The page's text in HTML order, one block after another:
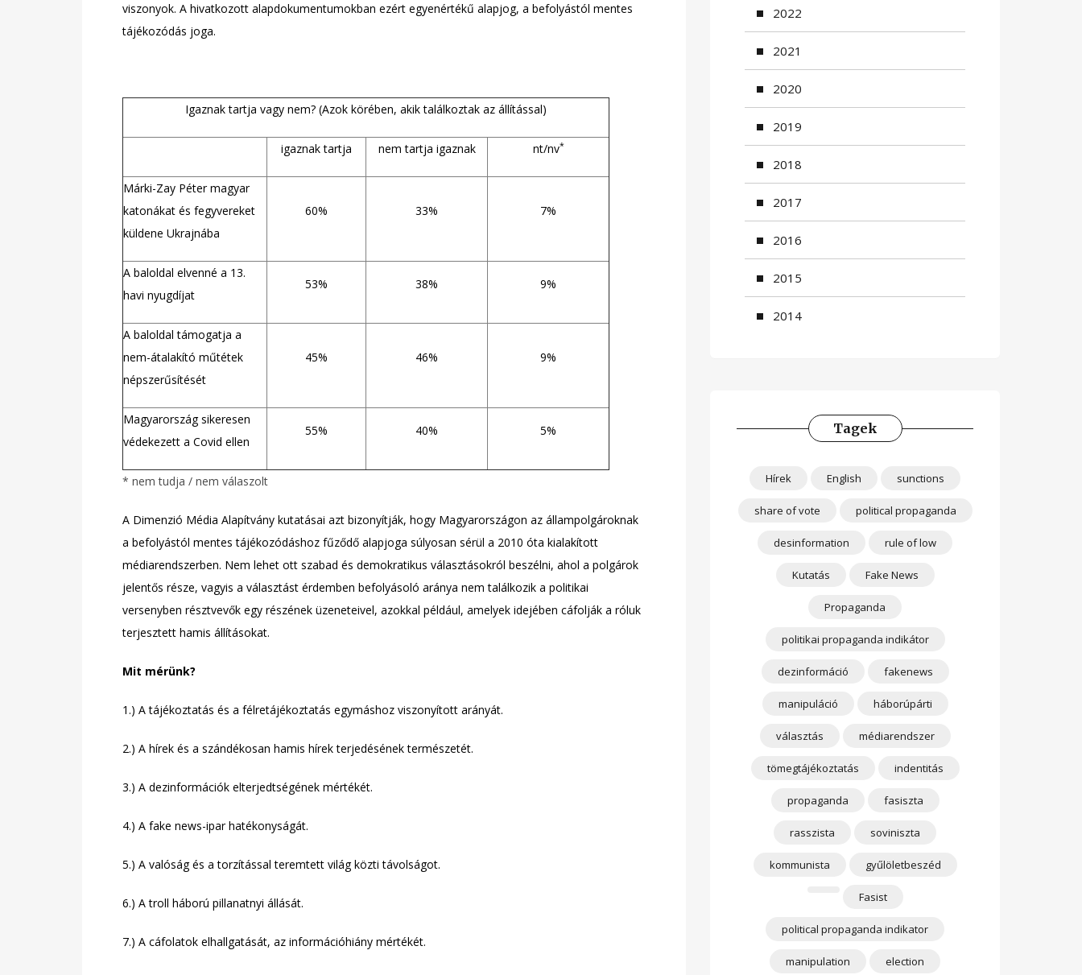
viszonyok. A hivatkozott alapdokumentumokban ezért egyenértékű alapjog, a befolyástól mentes
tájékozódás joga.
Igaznak tartja vagy nem? (Azok körében, akik találkoztak az állítással)
igaznak tartja nem tartja igaznak nt/nv*
Márki-Zay Péter magyar
katonákat és fegyvereket
küldene Ukrajnába
60% 33% 7%
A baloldal elvenné a 13.
havi nyugdíjat
53% 38% 9%
A baloldal támogatja a
nem-átalakító műtétek
népszerűsítését
45% 46% 9%
Magyarország sikeresen
védekezett a Covid ellen
55% 40% 5%
* nem tudja / nem válaszolt
A Dimenzió Média Alapítvány kutatásai azt bizonyítják, hogy Magyarországon az állampolgároknak
a befolyástól mentes tájékozódáshoz fűződő alapjoga súlyosan sérül a 2010 óta kialakított
médiarendszerben. Nem lehet ott szabad és demokratikus választásokról beszélni, ahol a polgárok
jelentős része, vagyis a választást érdemben befolyásoló aránya nem találkozik a politikai
versenyben résztvevők egy részének üzeneteivel, azokkal például, amelyek idejében cáfolják a róluk
terjesztett hamis állításokat.
Mit mérünk?
1.) A tájékoztatás és a félretájékoztatás egymáshoz viszonyított arányát.
2.) A hírek és a szándékosan hamis hírek terjedésének természetét.
3.) A dezinformációk elterjedtségének mértékét.
4.) A fake news-ipar hatékonyságát.
5.) A valóság és a torzítással teremtett világ közti távolságot.
6.) A troll háború pillanatnyi állását.
7.) A cáfolatok elhallgatását, az információhiány mértékét.
2022
2021
2020
2019
2018
2017
2016
2015
2014
Tagek
Hírek English sunctions
share of vote political propaganda
desinformation rule of low
Kutatás Fake News
Propaganda
politikai propaganda indikátor
dezinformáció fakenews
manipuláció háborúpárti
választás médiarendszer
tömegtájékoztatás indentitás
propaganda fasiszta
rasszista soviniszta
kommunista gyűlöletbeszéd
Fasist
political propaganda indikator
manipulation election